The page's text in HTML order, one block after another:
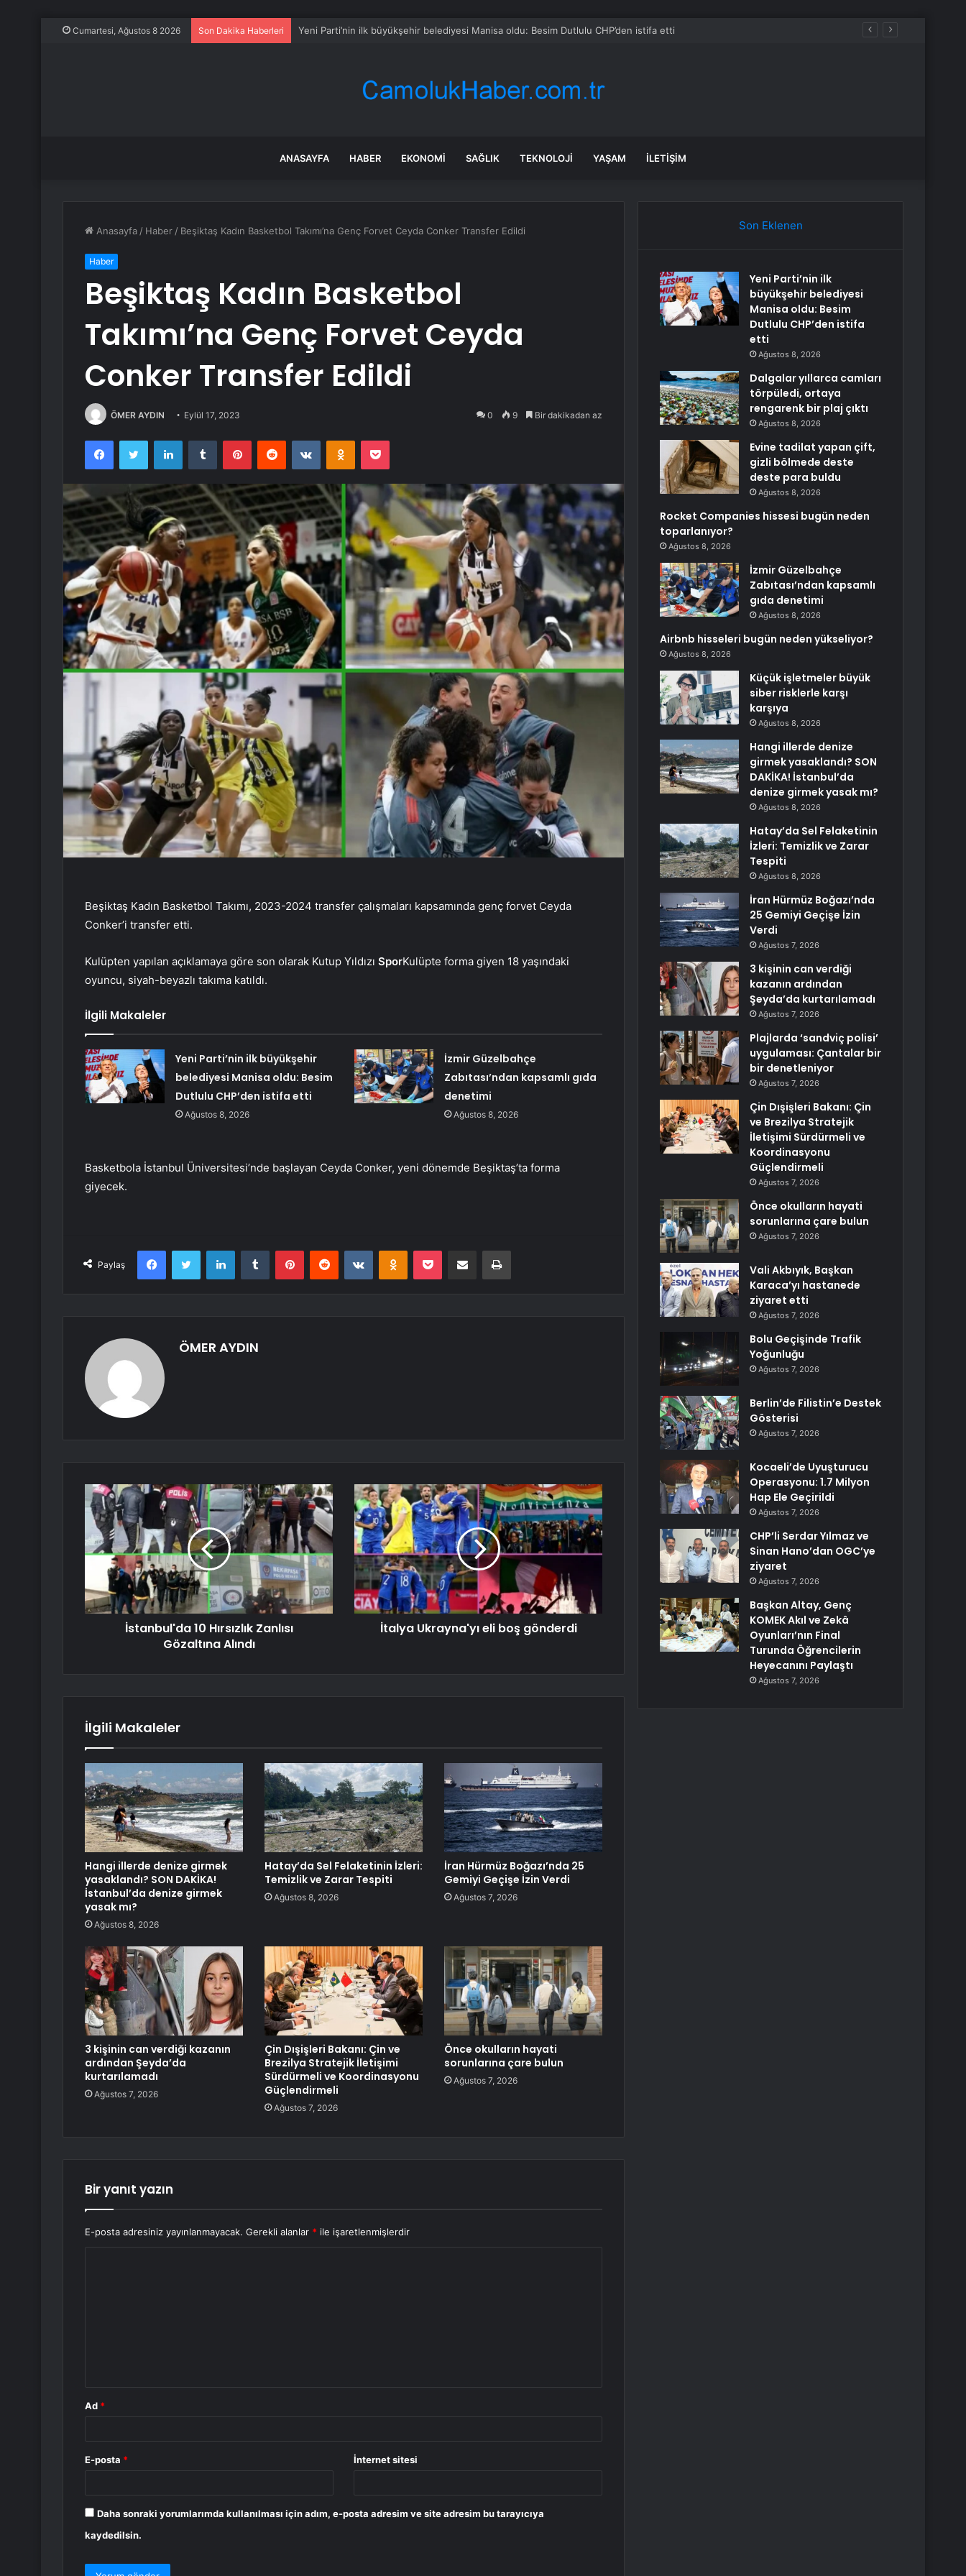
Cumartesi, Ağustos 8 2026 Son Dakika Haberleri Dalgalar yıllarca camları törpüledi, ortaya rengarenk bir plaj çıktı
ANASAYFA HABER EKONOMI SAĞLIK TEKNOLOJI YAŞAM İLETIŞIM
Anasayfa / Haber / Beşiktaş Kadın Basketbol Takımı’na Genç Forvet Ceyda Conker Transfer Edildi
Haber
Beşiktaş Kadın Basketbol
Takımı’na Genç Forvet Ceyda
Conker Transfer Edildi
ÖMER AYDIN Eylül 17, 2023 0 9 Bir dakikadan az
FacebookTwitter LinkedInTumblr PinterestReddit VKontakteOdnoklassniki
Pocket
Beşiktaş Kadın Basketbol Takımı, 2023-2024 transfer çalışmaları kapsamında genç forvet Ceyda
Conker’i transfer etti.
Kulüpten yapılan açıklamaya göre son olarak Kutup Yıldızı SporKulüpte forma giyen 18 yaşındaki
oyuncu, siyah-beyazlı takıma katıldı.
İlgili Makaleler
Yeni Parti’nin ilk büyükşehir
belediyesi Manisa oldu: Besim
Dutlulu CHP’den istifa etti
Ağustos 8, 2026
İzmir Güzelbahçe
Zabıtası’ndan kapsamlı gıda
denetimi
Ağustos 8, 2026
Basketbola İstanbul Üniversitesi’nde başlayan Ceyda Conker, yeni dönemde Beşiktaş’ta forma
giyecek.
Paylaş
FacebookTwitter LinkedInTumblr PinterestReddit VKontakteOdnoklassniki
Pocket E-Posta ile paylaş Yazdır
ÖMER AYDIN
İstanbul'da 10 Hırsızlık Zanlısı
Gözaltına Alındı
İtalya Ukrayna'yı eli boş gönderdi
İlgili Makaleler
Hangi illerde denize girmek
yasaklandı? SON DAKİKA!
İstanbul’da denize girmek
yasak mı?
Ağustos 8, 2026
Hatay’da Sel Felaketinin İzleri:
Temizlik ve Zarar Tespiti
Ağustos 8, 2026
İran Hürmüz Boğazı’nda 25
Gemiyi Geçişe İzin Verdi
Ağustos 7, 2026
3 kişinin can verdiği kazanın
ardından Şeyda’da
kurtarılamadı
Ağustos 7, 2026
Çin Dışişleri Bakanı: Çin ve
Brezilya Stratejik İletişimi
Sürdürmeli ve Koordinasyonu
Güçlendirmeli
Ağustos 7, 2026
Önce okulların hayati
sorunlarına çare bulun
Ağustos 7, 2026
Bir yanıt yazın
E-posta adresiniz yayınlanmayacak. Gerekli alanlar * ile işaretlenmişlerdir
Ad *
E-posta * İnternet sitesi
Daha sonraki yorumlarımda kullanılması için adım, e-posta adresim ve site adresim bu tarayıcıya
kaydedilsin.
Son Eklenen
Yeni Parti’nin ilk
büyükşehir belediyesi
Manisa oldu: Besim
Dutlulu CHP’den istifa
etti
Ağustos 8, 2026
Dalgalar yıllarca camları
törpüledi, ortaya
rengarenk bir plaj çıktı
Ağustos 8, 2026
Evine tadilat yapan çift,
gizli bölmede deste
deste para buldu
Ağustos 8, 2026
Rocket Companies hissesi bugün neden
toparlanıyor?
Ağustos 8, 2026
İzmir Güzelbahçe
Zabıtası’ndan kapsamlı
gıda denetimi
Ağustos 8, 2026
Airbnb hisseleri bugün neden yükseliyor?
Ağustos 8, 2026
Küçük işletmeler büyük
siber risklerle karşı
karşıya
Ağustos 8, 2026
Hangi illerde denize
girmek yasaklandı? SON
DAKİKA! İstanbul’da
denize girmek yasak mı?
Ağustos 8, 2026
Hatay’da Sel Felaketinin
İzleri: Temizlik ve Zarar
Tespiti
Ağustos 8, 2026
İran Hürmüz Boğazı’nda
25 Gemiyi Geçişe İzin
Verdi
Ağustos 7, 2026
3 kişinin can verdiği
kazanın ardından
Şeyda’da kurtarılamadı
Ağustos 7, 2026
Plajlarda ‘sandviç polisi’
uygulaması: Çantalar bir
bir denetleniyor
Ağustos 7, 2026
Çin Dışişleri Bakanı: Çin
ve Brezilya Stratejik
İletişimi Sürdürmeli ve
Koordinasyonu
Güçlendirmeli
Ağustos 7, 2026
Önce okulların hayati
sorunlarına çare bulun
Ağustos 7, 2026
Vali Akbıyık, Başkan
Karaca’yı hastanede
ziyaret etti
Ağustos 7, 2026
Bolu Geçişinde Trafik
Yoğunluğu
Ağustos 7, 2026
Berlin’de Filistin’e Destek
Gösterisi
Ağustos 7, 2026
Kocaeli’de Uyuşturucu
Operasyonu: 1.7 Milyon
Hap Ele Geçirildi
Ağustos 7, 2026
CHP’li Serdar Yılmaz ve
Sinan Hano’dan OGC’ye
ziyaret
Ağustos 7, 2026
Başkan Altay, Genç
KOMEK Akıl ve Zekâ
Oyunları’nın Final
Turunda Öğrencilerin
Heyecanını Paylaştı
Ağustos 7, 2026